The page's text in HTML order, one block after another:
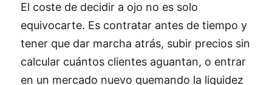
El coste de decidir a ojo no es solo
equivocarte. Es contratar antes de tiempo y
tener que dar marcha atrás, subir precios sin
calcular cuántos clientes aguantan, o entrar
en un mercado nuevo quemando la liquidez